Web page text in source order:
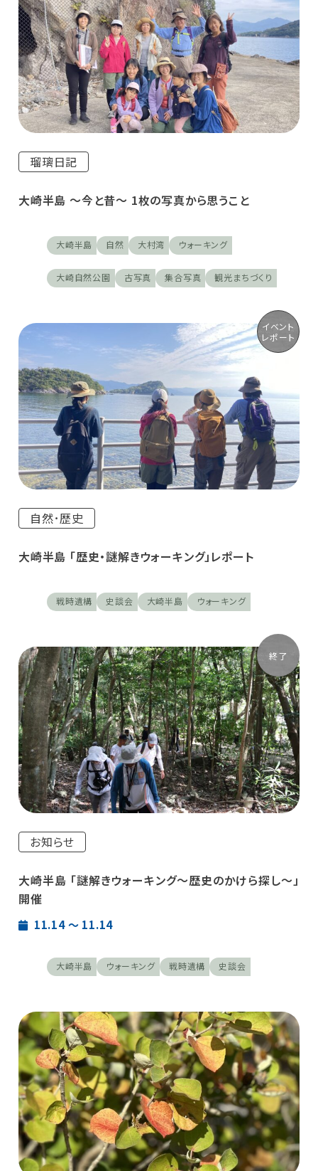
瑠璃日記
大崎半島 ～今と昔～ 1枚の写真から思うこと
大崎半島 自然 大村湾 ウォーキング
大崎自然公園 古写真 集合写真 観光まちづくり
イベント
レポート
自然･歴史
大崎半島 「歴史・謎解きウォーキング」レポート
戦時遺構 史談会 大崎半島 ウォーキング
終了
お知らせ
大崎半島 「謎解きウォーキング～歴史のかけら探し～」
開催
11.14 〜 11.14
大崎半島 ウォーキング 戦時遺構 史談会